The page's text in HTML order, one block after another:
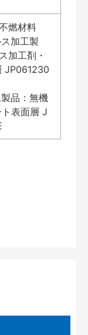
燃材料
加工製
加工剤・
JP061230
品：無機
表面層 J